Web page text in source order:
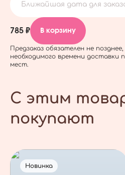
Ближайшая дата для заказа
785 ₽ В корзину
Предзаказ обязателен не
необходимого времени доставки
мест.
С этим
покупают
Новинка